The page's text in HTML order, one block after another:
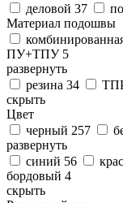
деловой 37
Материал подошвы
ПУ+ТПУ 5
развернуть
резина 34
скрыть
Цвет
черный 257
развернуть
синий 56
бордовый 4
скрыть